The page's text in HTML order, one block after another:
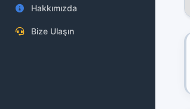
Hakkımızda
Bize Ulaşın